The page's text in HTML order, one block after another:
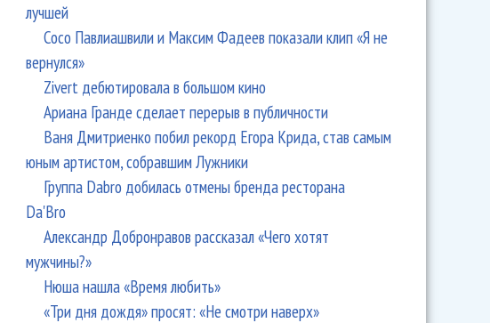
лучшей
Сосо Павлиашвили и Максим Фадеев показали клип «Я не
вернулся»
Zivert дебютировала в большом кино
Ариана Гранде сделает перерыв в публичности
Ваня Дмитриенко побил рекорд Егора Крида, став самым
юным артистом, собравшим Лужники
Группа Dabro добилась отмены бренда ресторана
Da'Bro
Александр Добронравов рассказал «Чего хотят
мужчины?»
Нюша нашла «Время любить»
«Три дня дождя» просят: «Не смотри наверх»